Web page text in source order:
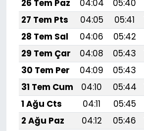
26 Tem Paz
04:04 05:40
27 Tem Pts
04:05 05:41
28 Tem Sal
04:06 05:42
29 Tem Çar
04:08 05:43
30 Tem Per
04:09 05:43
31 Tem Cum
04:10 05:44
1 Ağu Cts
04:11 05:45
2 Ağu Paz
04:12 05:46